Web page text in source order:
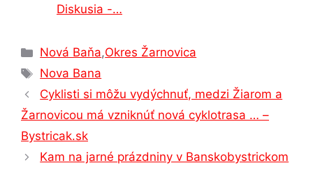
Diskusia -…
Kategórie
Nová Baňa,Okres Žarnovica
Značky
Nova Bana
Cyklisti si môžu vydýchnuť, medzi Žiarom a
Žarnovicou má vzniknúť nová cyklotrasa … –
Bystricak.sk
Kam na jarné prázdniny v Banskobystrickom